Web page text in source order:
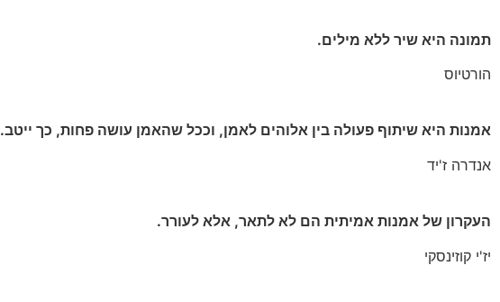
תמונה היא שיר ללא מילים.
הורטיוס
אמנות היא שיתוף פעולה בין אלוהים לאמן, וככל שהאמן עושה פחות, כך ייטב.
אנדרה ז'יד
העקרון של אמנות אמיתית הם לא לתאר, אלא לעורר.
יז'י קוזינסקי